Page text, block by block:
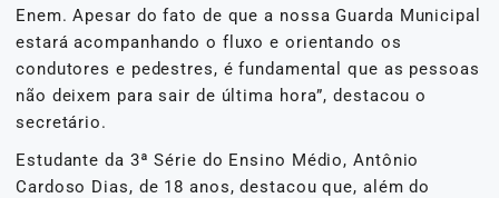
Enem. Apesar do fato de que a nossa Guarda Municipal
estará acompanhando o fluxo e orientando os
condutores e pedestres, é fundamental que as pessoas
não deixem para sair de última hora”, destacou o
secretário.
Estudante da 3ª Série do Ensino Médio, Antônio
Cardoso Dias, de 18 anos, destacou que, além do